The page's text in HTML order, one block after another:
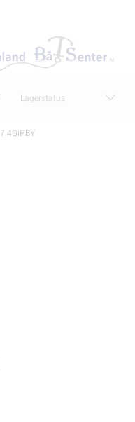
Lagerstatus
7.4GiPBY